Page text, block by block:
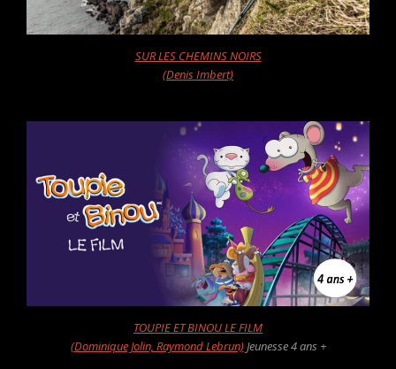
SUR LES CHEMINS NOIRS
(Denis Imbert)
TOUPIE ET BINOU LE FILM
(Dominique Jolin, Raymond Lebrun)Jeunesse 4 ans +